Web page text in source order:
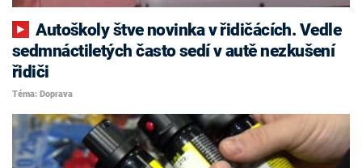
Autoškoly štve novinka v řidičácích. Vedle
sedmnáctiletých často sedí v autě nezkušení
řidiči
Téma: Doprava